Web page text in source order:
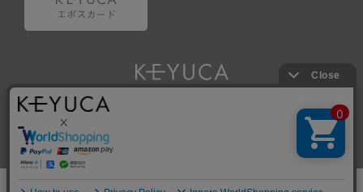
Copyright © KAWAJUN Co., Ltd. All Rights Reserved.